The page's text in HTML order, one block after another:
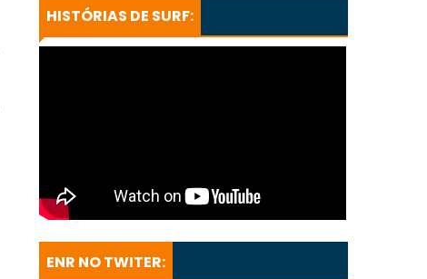
HISTÓRIAS DE SURF:
ENR NO TWITER: